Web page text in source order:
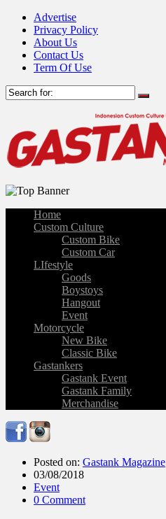
Advertise
Privacy Policy
About Us
Contact Us
Term Of Use
Home
Custom Culture
Custom Bike
Custom Car
LIfestyle
Goods
Boystoys
Hangout
Event
Motorcycle
New Bike
Classic Bike
Gastankers
Gastank Event
Gastank Family
Merchandise
Posted on: Gastank Magazine
03/08/2018
Event
0 Comment